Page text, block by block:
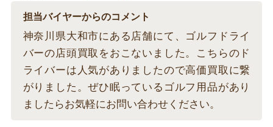
担当バイヤーからのコメント
神奈川県大和市にある店舗にて、ゴルフドライ
バーの店頭買取をおこないました。こちらのド
ライバーは人気がありましたので高価買取に繋
がりました。ぜひ眠っているゴルフ用品があり
ましたらお気軽にお問い合わせください。